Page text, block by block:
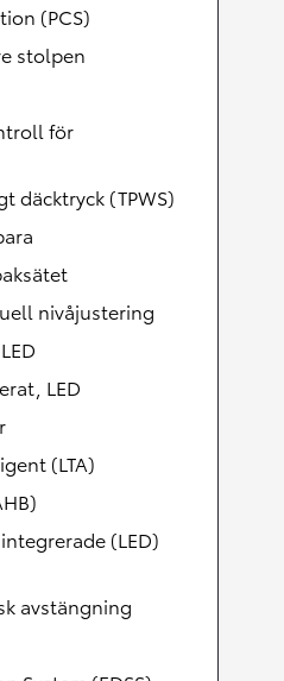
(PCS)
stolpen
för
däcktryck (TPWS)
nivåjustering
LED
(LTA)
(LED)
avstängning